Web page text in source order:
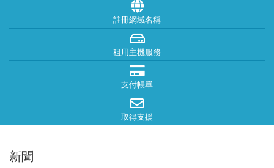
註冊網域名稱
租用主機服務
支付帳單
取得支援
新聞